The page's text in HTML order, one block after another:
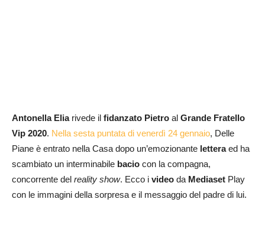
Antonella Eliarivede il fidanzato Pietro al Grande Fratello
Vip 2020. Nella sesta puntata di venerdì 24 gennaio, Delle
Piane è entrato nella Casa dopo un’emozionante letteraed ha
scambiato un interminabile bacio con la compagna,
concorrente del reality show. Ecco i video da Mediaset Play
con le immagini della sorpresa e il messaggio del padre di lui.